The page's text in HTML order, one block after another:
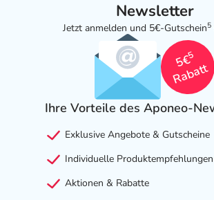
Newsletter
Jetzt anmelden und 5€-Gutschein5
5€
5
Rabatt
Ihre Vorteile des Aponeo-
Exklusive Angebote & Gutscheine
Individuelle Produktempfehlungen
Aktionen & Rabatte